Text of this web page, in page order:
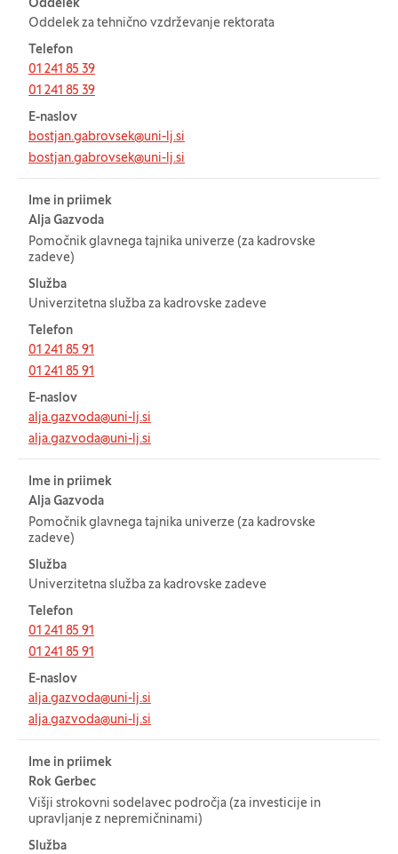
Oddelek
Oddelek za tehnično vzdrževanje rektorata
Telefon
01 241 85 39
01 241 85 39
E-naslov
bostjan.gabrovsek@uni-lj.si
bostjan.gabrovsek@uni-lj.si
Ime in priimek
Alja Gazvoda
Pomočnik glavnega tajnika univerze (za kadrovske
zadeve)
Služba
Univerzitetna služba za kadrovske zadeve
Telefon
01 241 85 91
01 241 85 91
E-naslov
alja.gazvoda@uni-lj.si
alja.gazvoda@uni-lj.si
Ime in priimek
Alja Gazvoda
Pomočnik glavnega tajnika univerze (za kadrovske
zadeve)
Služba
Univerzitetna služba za kadrovske zadeve
Telefon
01 241 85 91
01 241 85 91
E-naslov
alja.gazvoda@uni-lj.si
alja.gazvoda@uni-lj.si
Ime in priimek
Rok Gerbec
Višji strokovni sodelavec področja (za investicije in
upravljanje z nepremičninami)
Služba